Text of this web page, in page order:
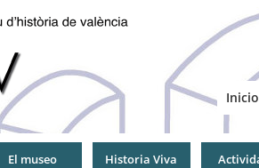
Inicio
El museo Historia Viva